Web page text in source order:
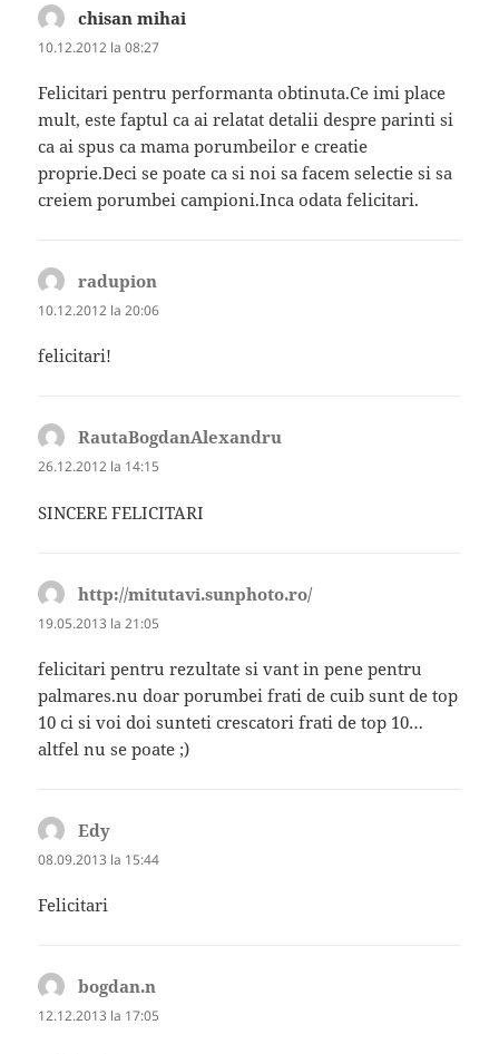
chisan mihai
10.12.2012 la 08:27
Felicitari pentru performanta obtinuta.Ce imi place
mult, este faptul ca ai relatat detalii despre parinti si
ca ai spus ca mama porumbeilor e creatie
proprie.Deci se poate ca si noi sa facem selectie si sa
creiem porumbei campioni.Inca odata felicitari.
radupion
10.12.2012 la 20:06
felicitari!
RautaBogdanAlexandru
26.12.2012 la 14:15
SINCERE FELICITARI
http://mitutavi.sunphoto.ro/spune:
19.05.2013 la 21:05
felicitari pentru rezultate si vant in pene pentru
palmares.nu doar porumbei frati de cuib sunt de top
10 ci si voi doi sunteti crescatori frati de top 10…
altfel nu se poate ;)
Edy
08.09.2013 la 15:44
Felicitari
bogdan.n
12.12.2013 la 17:05